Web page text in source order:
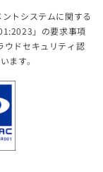
トシステムに関する
」の要求事項
ドセキュリティ認
ます。